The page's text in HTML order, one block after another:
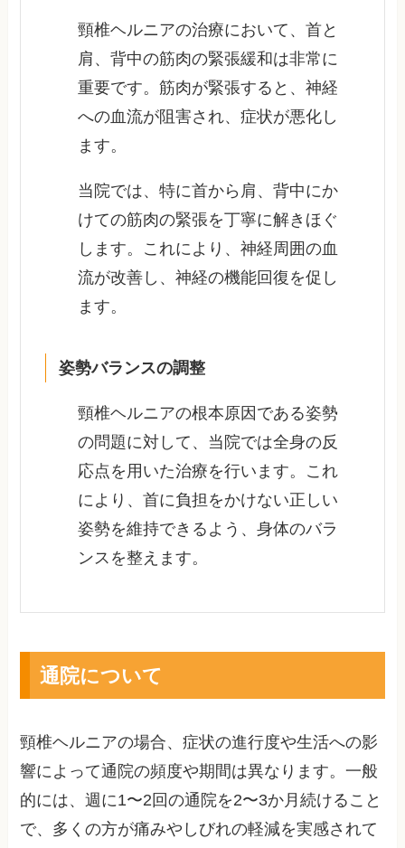
頸椎ヘルニアの治療において、首と
肩、背中の筋肉の緊張緩和は非常に
重要です。筋肉が緊張すると、神経
への血流が阻害され、症状が悪化し
ます。
当院では、特に首から肩、背中にか
けての筋肉の緊張を丁寧に解きほぐ
します。これにより、神経周囲の血
流が改善し、神経の機能回復を促し
ます。
姿勢バランスの調整
頸椎ヘルニアの根本原因である姿勢
の問題に対して、当院では全身の反
応点を用いた治療を行います。これ
により、首に負担をかけない正しい
姿勢を維持できるよう、身体のバラ
ンスを整えます。
通院について
頸椎ヘルニアの場合、症状の進行度や生活への影
響によって通院の頻度や期間は異なります。一般
的には、週に1〜2回の通院を2〜3か月続けること
で、多くの方が痛みやしびれの軽減を実感されて